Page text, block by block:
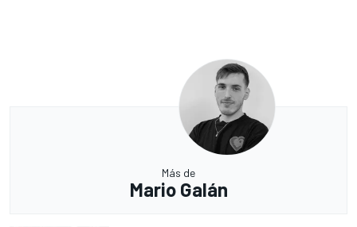
Más de
Mario Galán